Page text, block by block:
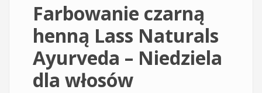
Farbowanie czarną
henną Lass Naturals
Ayurveda – Niedziela
dla włosów